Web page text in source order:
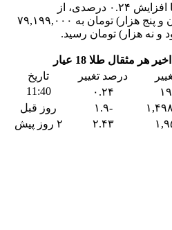
هر مثقال طلا 18 عیار امروز با افزایش ۰.۲۴ درصدی، از
۷۹,۰۰۵,۰۰۰ (هفتاد و نه میلیون و پنج هزار) تومان به ۷۹,۱۹۹,۰۰۰
و نه هزار) تومان رسید.
درصد تغییر
تاریخ
۰.۲۴
11:40
-۱.۹
روز قبل
۲.۴۳ ۲ روز پیش